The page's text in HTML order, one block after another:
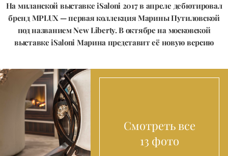
На миланской выставке iSaloni 2017 в апреле дебютировал
бренд MPLUX — первая коллекция Марины Путиловской
под названием New Liberty. В октябре на московской
выставке iSaloni Марина представит её новую версию
Смотреть все
13 фото